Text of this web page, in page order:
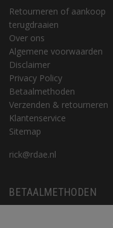
Retourneren of aankoop
terugdraaien
Over ons
Algemene voorwaarden
Disclaimer
Privacy Policy
Betaalmethoden
Verzenden & retourneren
Klantenservice
Sitemap
rick@rdae.nl
BETAALMETHODEN